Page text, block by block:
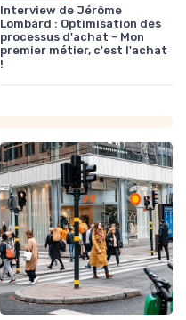
Interview de Jérôme
Lombard : Optimisation des
processus d'achat - Mon
premier métier, c'est l'achat
!